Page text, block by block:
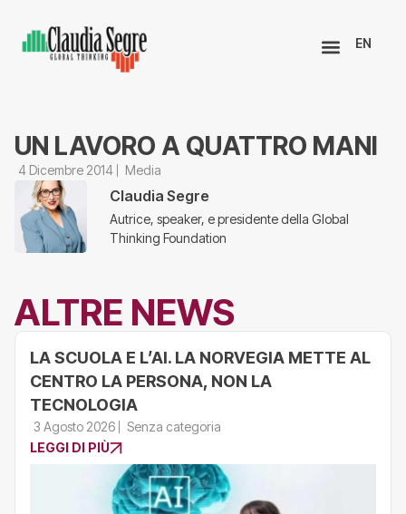
EN
UN LAVORO A QUATTRO MANI
4 Dicembre 2014 Media
Claudia Segre
Autrice, speaker, e presidente della Global
Thinking Foundation
ALTRE NEWS
LA SCUOLA E L’AI. LA NORVEGIA METTE AL
CENTRO LA PERSONA, NON LA
TECNOLOGIA
3 Agosto 2026
Senza categoria
LEGGI DI PIÙ